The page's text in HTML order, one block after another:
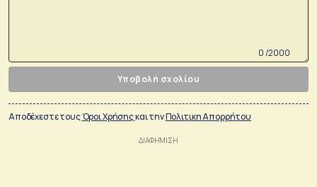
0 /2000
Υποβολή σχολίου
Αποδέχεστε τουςΌροι Χρήσηςκαι τηνΠολιτικη Απορρήτου